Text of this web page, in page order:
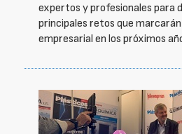
expertos y profesionales para
principales retos que
empresarial en los próximos